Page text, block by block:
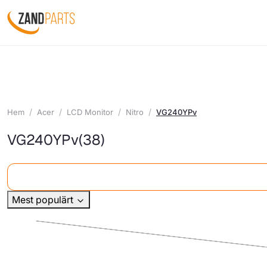
Hem Acer LCD Monitor Nitro VG240YPv
VG240YPv(38)
Mest populärt